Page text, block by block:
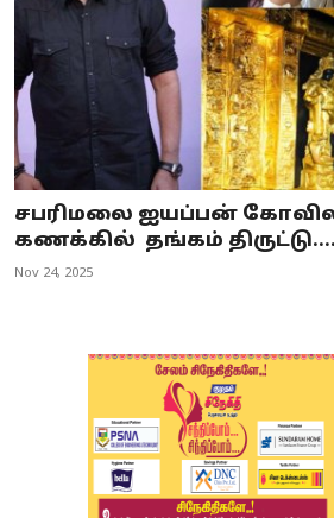
சபரிமலை ஐயப்பன்
கணக்கில் தங்கம் திருட்டு....
Nov 24, 2025